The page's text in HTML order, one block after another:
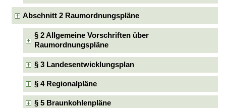
Abschnitt 2 Raumordnungspläne
§ 2 Allgemeine Vorschriften über
Raumordnungspläne
§ 3 Landesentwicklungsplan
§ 4 Regionalpläne
§ 5 Braunkohlenpläne